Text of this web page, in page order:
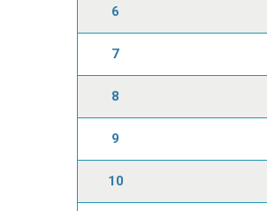
6
7
8
9
10